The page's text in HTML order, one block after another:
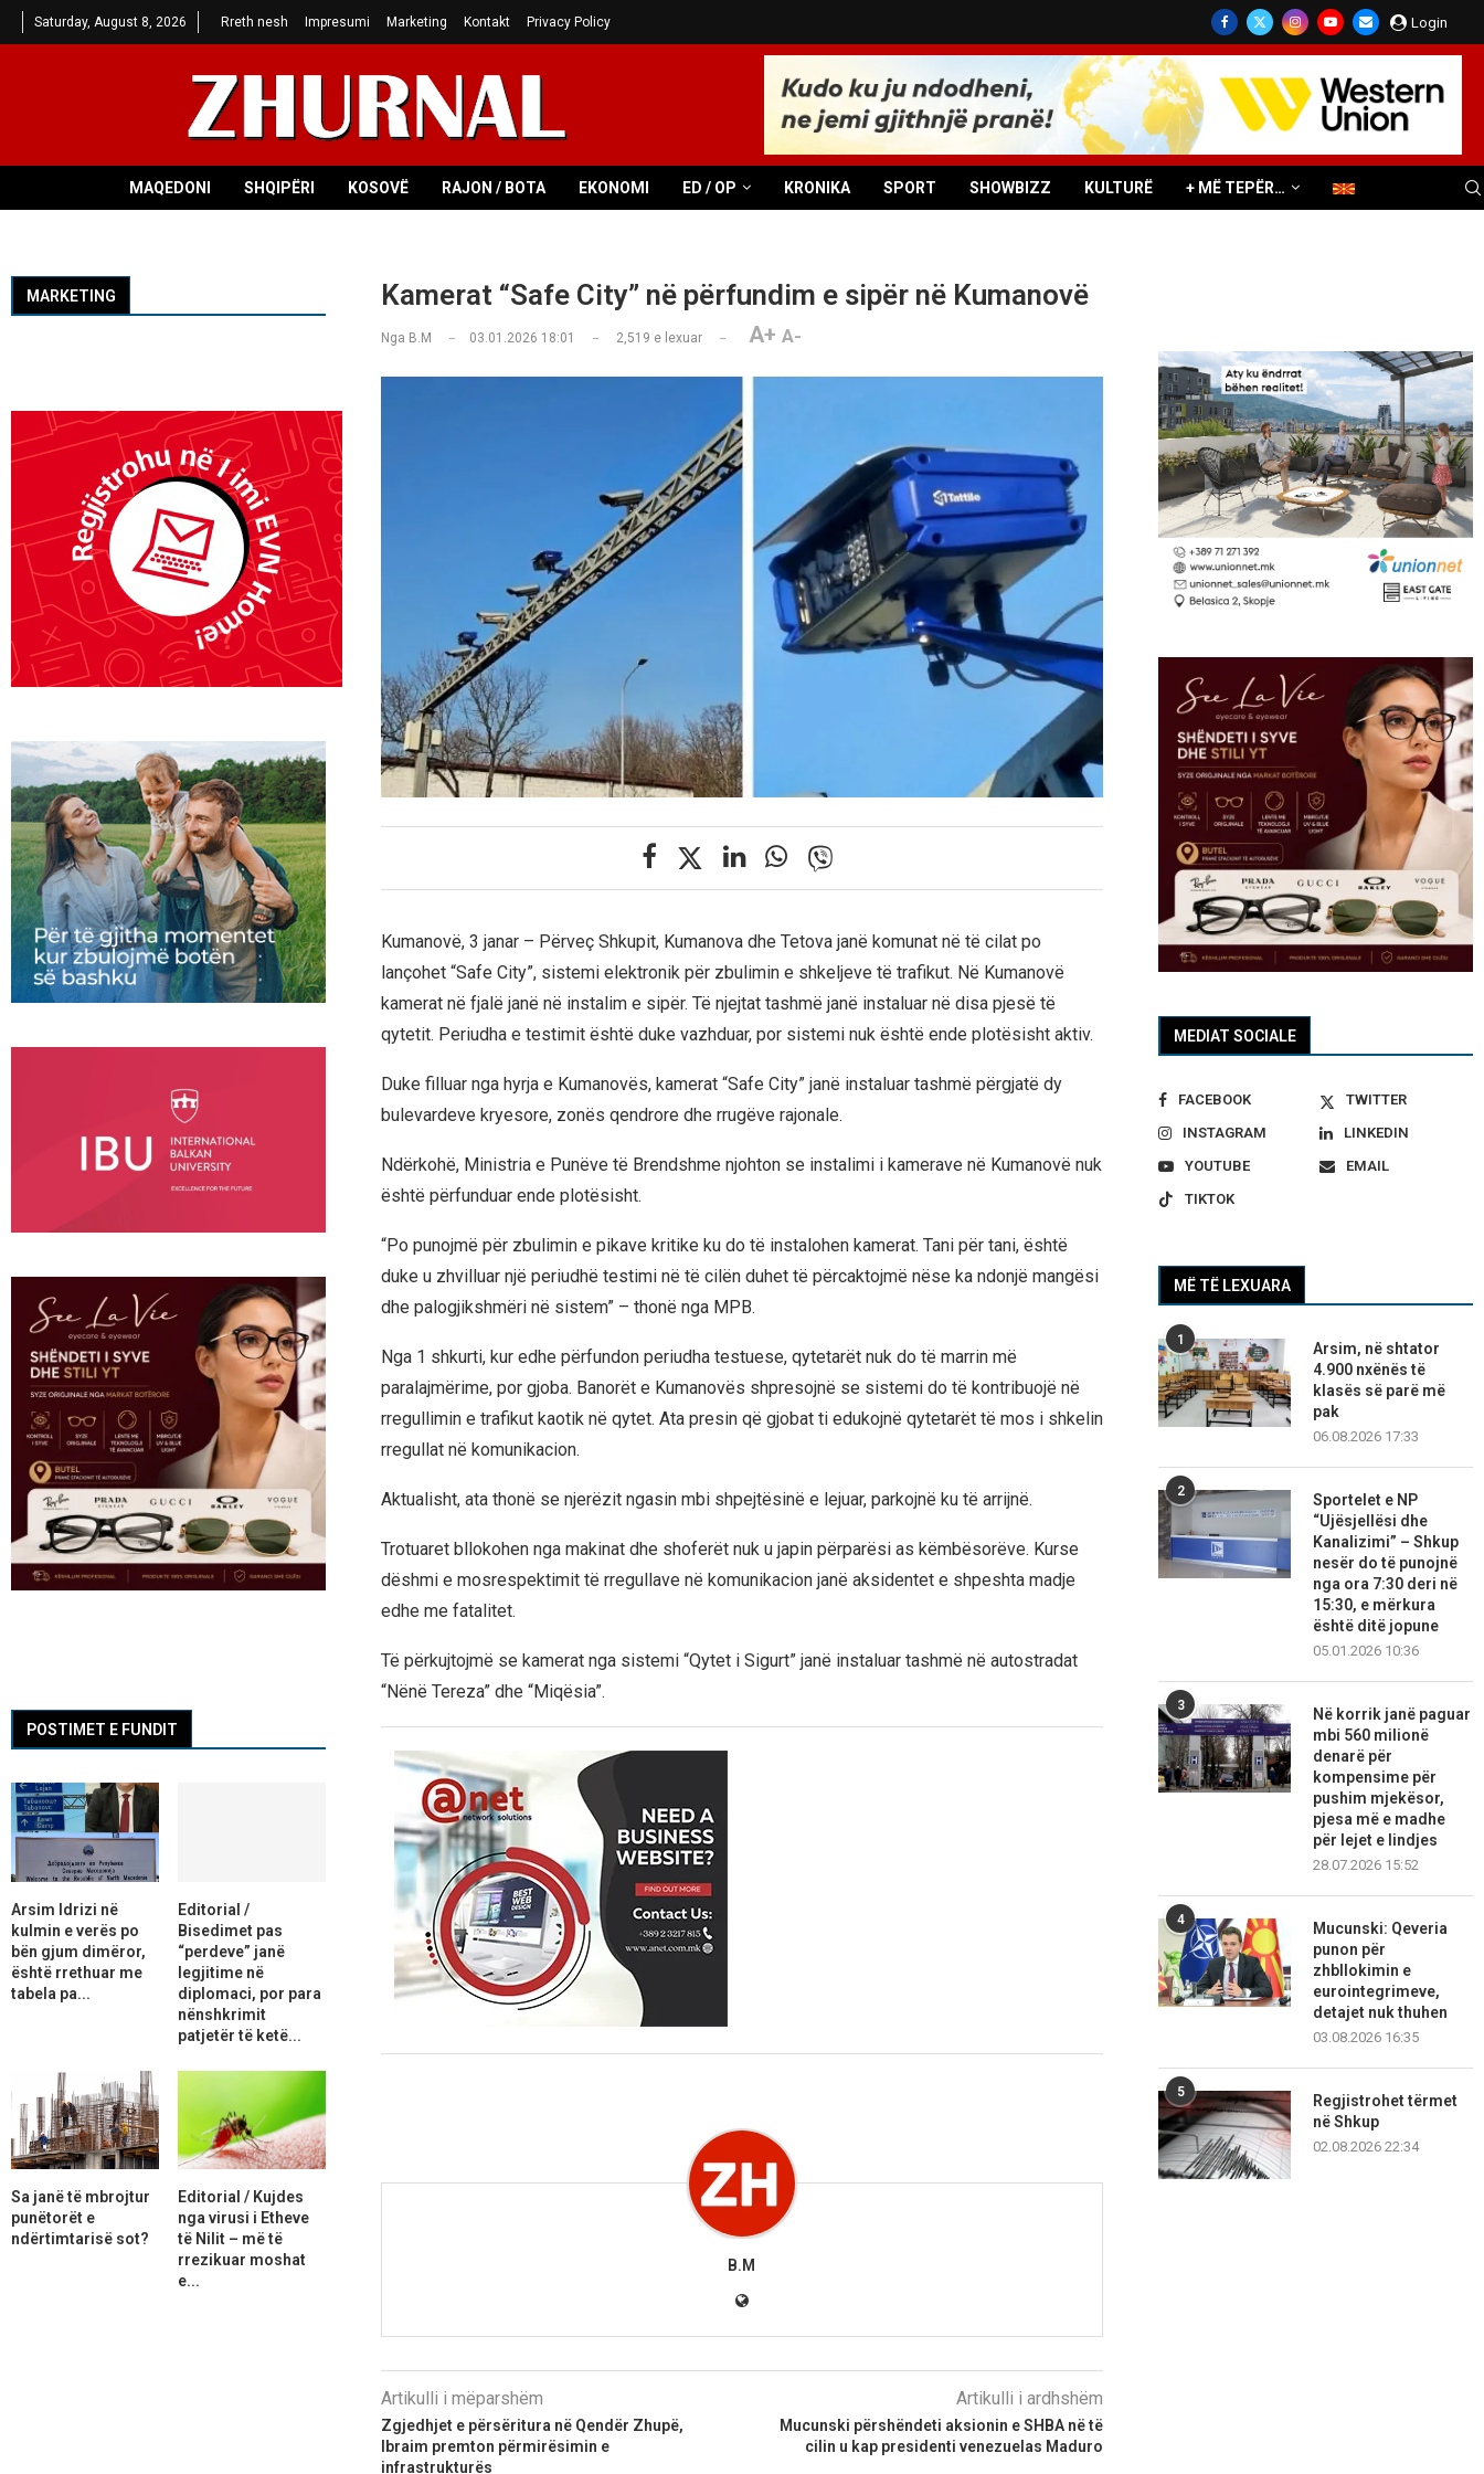
Saturday, August 8, 2026 Rreth nesh Impresumi Marketing Kontakt Privacy Policy Login
MAQEDONI SHQIPËRI KOSOVË RAJON / BOTA EKONOMI ED / OP KRONIKA SPORT SHOWBIZZ KULTURË + MË TEPËR…
Kamerat “Safe City” në përfundim e sipër në Kumanovë
Nga B.M 03.01.2026 18:01 2,519 e lexuar A+ A-
Kumanovë, 3 janar – Përveç Shkupit, Kumanova dhe Tetova janë komunat në të cilat po
lançohet “Safe City”, sistemi elektronik për zbulimin e shkeljeve të trafikut. Në Kumanovë
kamerat në fjalë janë në instalim e sipër. Të njejtat tashmë janë instaluar në disa pjesë të
qytetit. Periudha e testimit është duke vazhduar, por sistemi nuk është ende plotësisht aktiv.
Duke filluar nga hyrja e Kumanovës, kamerat “Safe City” janë instaluar tashmë përgjatë dy
bulevardeve kryesore, zonës qendrore dhe rrugëve rajonale.
Ndërkohë, Ministria e Punëve të Brendshme njohton se instalimi i kamerave në Kumanovë nuk
është përfunduar ende plotësisht.
“Po punojmë për zbulimin e pikave kritike ku do të instalohen kamerat. Tani për tani, është
duke u zhvilluar një periudhë testimi në të cilën duhet të përcaktojmë nëse ka ndonjë mangësi
dhe palogjikshmëri në sistem” – thonë nga MPB.
Nga 1 shkurti, kur edhe përfundon periudha testuese, qytetarët nuk do të marrin më
paralajmërime, por gjoba. Banorët e Kumanovës shpresojnë se sistemi do të kontribuojë në
rregullimin e trafikut kaotik në qytet. Ata presin që gjobat ti edukojnë qytetarët të mos i shkelin
rregullat në komunikacion.
Aktualisht, ata thonë se njerëzit ngasin mbi shpejtësinë e lejuar, parkojnë ku të arrijnë.
Trotuaret bllokohen nga makinat dhe shoferët nuk u japin përparësi as këmbësorëve. Kurse
dëshmi e mosrespektimit të rregullave në komunikacion janë aksidentet e shpeshta madje
edhe me fatalitet.
Të përkujtojmë se kamerat nga sistemi “Qytet i Sigurt” janë instaluar tashmë në autostradat
“Nënë Tereza” dhe “Miqësia”.
B.M
Artikulli i mëparshëm
Zgjedhjet e përsëritura në Qendër Zhupë,
Ibraim premton përmirësimin e
infrastrukturës
Artikulli i ardhshëm
Mucunski përshëndeti aksionin e SHBA në të
cilin u kap presidenti venezuelas Maduro
MEDIAT SOCIALE
FACEBOOK
TWITTER
INSTAGRAM
LINKEDIN
YOUTUBE
EMAIL
TIKTOK
MË TË LEXUARA
1
Arsim, në shtator
4.900 nxënës të
klasës së parë më
pak
06.08.2026 17:33
2
Sportelet e NP
“Ujësjellësi dhe
Kanalizimi” – Shkup
nesër do të punojnë
nga ora 7:30 deri në
15:30, e mërkura
është ditë jopune
05.01.2026 10:36
3
Në korrik janë paguar
mbi 560 milionë
denarë për
kompensime për
pushim mjekësor,
pjesa më e madhe
për lejet e lindjes
28.07.2026 15:52
4
Mucunski: Qeveria
punon për
zhbllokimin e
eurointegrimeve,
detajet nuk thuhen
03.08.2026 16:35
5
Regjistrohet tërmet
në Shkup
02.08.2026 22:34
MARKETING
POSTIMET E FUNDIT
Arsim Idrizi në
kulmin e verës po
bën gjum dimëror,
është rrethuar me
tabela pa...
Editorial /
Bisedimet pas
“perdeve” janë
legjitime në
diplomaci, por para
nënshkrimit
patjetër të ketë...
Sa janë të mbrojtur
punëtorët e
ndërtimtarisë sot?
Editorial / Kujdes
nga virusi i Etheve
të Nilit – më të
rrezikuar moshat
e...